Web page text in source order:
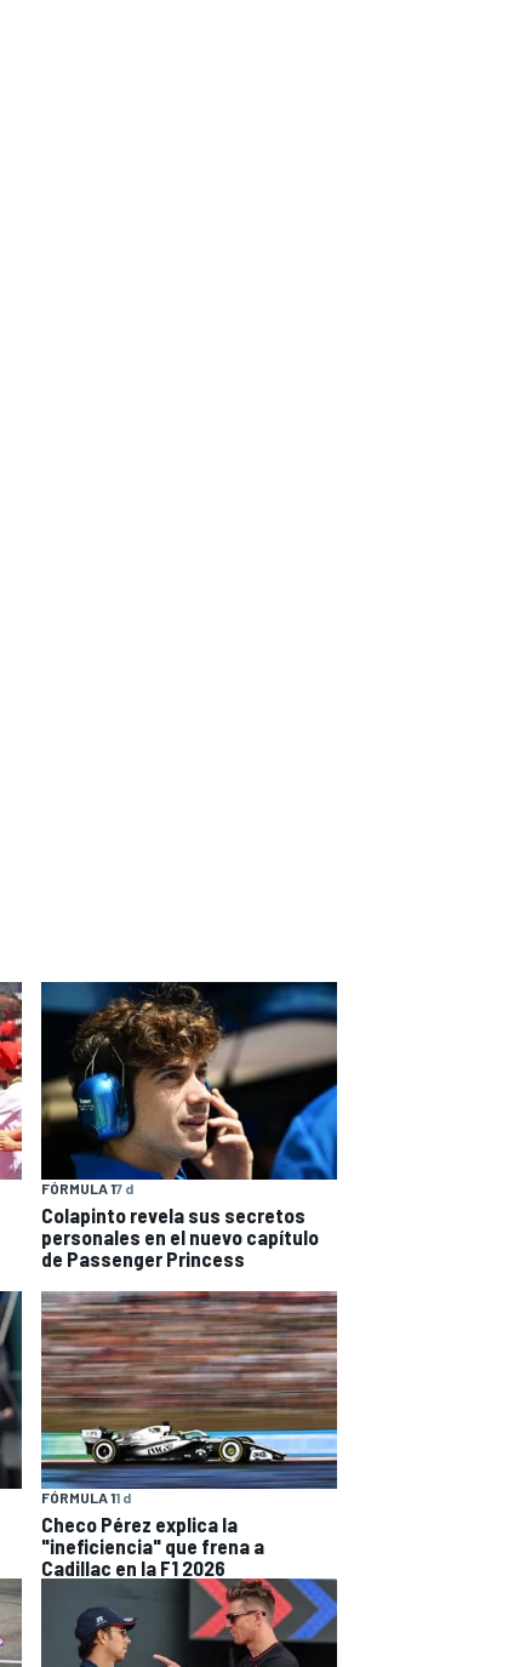
FÓRMULA 17 d
Colapinto revela sus secretos
personales en el nuevo capítulo
de Passenger Princess
FÓRMULA 11 d
Checo Pérez explica la
"ineficiencia" que frena a
Cadillac en la F1 2026